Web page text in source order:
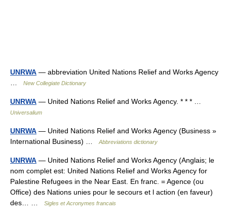
UNRWA — abbreviation United Nations Relief and Works Agency
New Collegiate Dictionary
UNRWA — United Nations Relief and Works Agency. * * * …
Universalium
UNRWA — United Nations Relief and Works Agency (Business »
International Business) …
Abbreviations dictionary
UNRWA — United Nations Relief and Works Agency (Anglais; le
nom complet est: United Nations Relief and Works Agency for
Palestine Refugees in the Near East. En franc. = Agence (ou
Office) des Nations unies pour le secours et l action (en faveur)
des… …
Sigles et Acronymes francais